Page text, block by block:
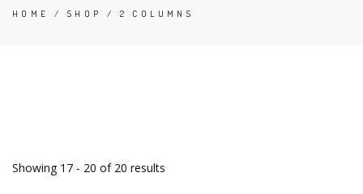
HOME / SHOP / 2 COLUMNS
Showing 17 - 20 of 20 results